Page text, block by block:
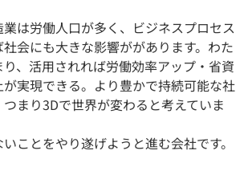
は労働人口が多く、ビジネスプロセス
会にも大きな影響ががあります。わた
、活用されれば労働効率アップ・省資
実現できる。より豊かで持続可能な社
まり3Dで世界が変わると考えていま
ことをやり遂げようと進む会社です。